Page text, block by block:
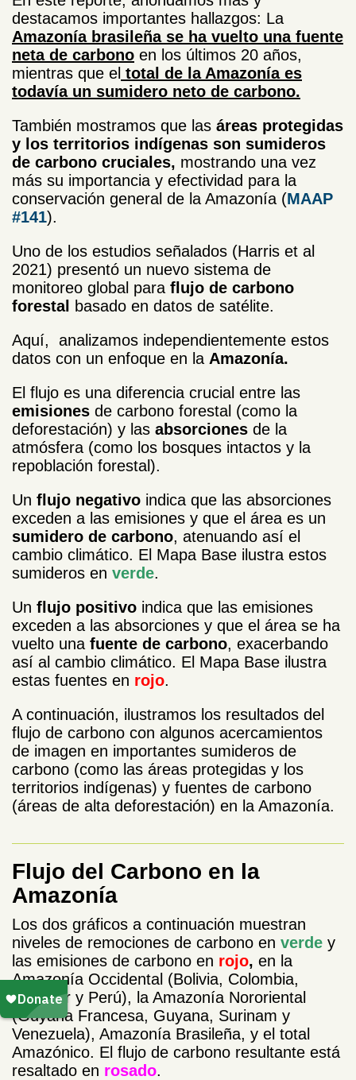
destacamos importantes hallazgos: La
Amazonía brasileña se ha vuelto una fuente
neta de carbono en los últimos 20 años,
mientras que el total de la Amazonía es
todavía un sumidero neto de carbono.
También mostramos que las áreas protegidas
y los territorios indígenas son sumideros
de carbono cruciales, mostrando una vez
más su importancia y efectividad para la
conservación general de la Amazonía (MAAP
#141).
Uno de los estudios señalados (Harris et al
2021) presentó un nuevo sistema de
monitoreo global para flujo de carbono
forestal basado en datos de satélite.
Aquí, analizamos independientemente estos
datos con un enfoque en la Amazonía.
El flujo es una diferencia crucial entre las
emisiones de carbono forestal (como la
deforestación) y las absorciones de la
atmósfera (como los bosques intactos y la
repoblación forestal).
Un flujo negativo indica que las absorciones
exceden a las emisiones y que el área es un
sumidero de carbono, atenuando así el
cambio climático. El Mapa Base ilustra estos
sumideros en verde.
Un flujo positivo indica que las emisiones
exceden a las absorciones y que el área se ha
vuelto una fuente de carbono, exacerbando
así al cambio climático. El Mapa Base ilustra
estas fuentes en rojo.
A continuación, ilustramos los resultados del
flujo de carbono con algunos acercamientos
de imagen en importantes sumideros de
carbono (como las áreas protegidas y los
territorios indígenas) y fuentes de carbono
(áreas de alta deforestación) en la Amazonía.
Flujo del Carbono en la
Amazonía
Los dos gráficos a continuación muestran
niveles de remociones de carbono en verde y
las emisiones de carbono en rojo, en la
Amazonía Occidental (Bolivia, Colombia,
Ecuador y Perú), la Amazonía Nororiental
(Guyana Francesa, Guyana, Surinam y
Venezuela), Amazonía Brasileña, y el total
Amazónico. El flujo de carbono resultante está
resaltado en rosado.